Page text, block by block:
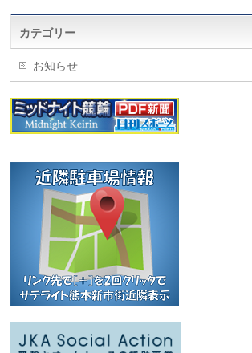
カテゴリー
お知らせ